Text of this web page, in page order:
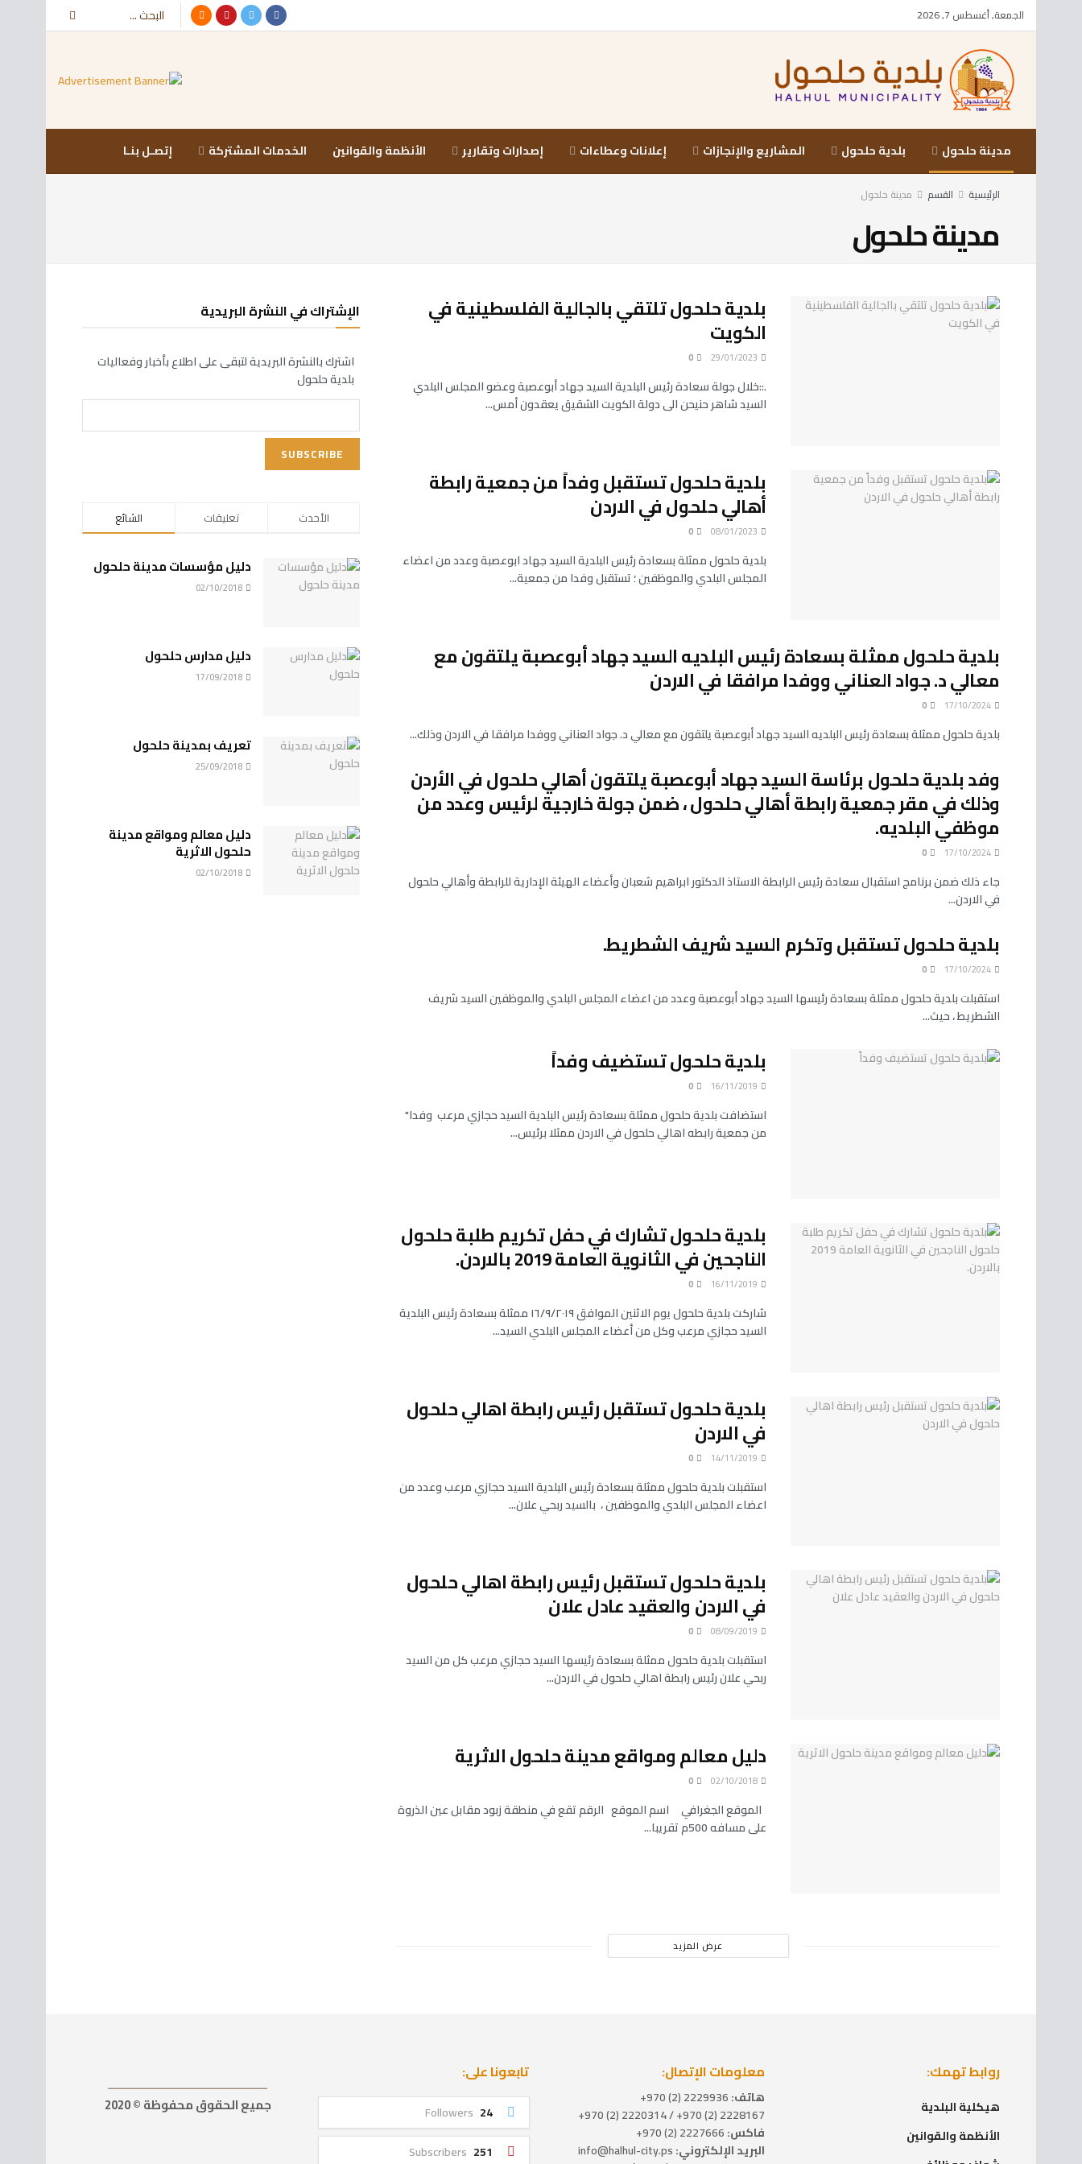
الجمعة, أغسطس 7, 2026
مدينة حلحول بلدية حلحول المشاريع والإنجازات إعلانات وعطاءات إصدارات وتقارير الأنظمة والقوانين الخدمات المشتركة إتصـل بنـا
الرئيسية القسم مدينة حلحول
مدينة حلحول
بلدية حلحول تلتقي بالجالية الفلسطينية في
الكويت
.::خلال جولة سعادة رئيس البلدية السيد جهاد أبوعصبة وعضو المجلس البلدي
السيد شاهر حنيحن الى دولة الكويت الشقيق يعقدون أمس...
بلدية حلحول تستقبل وفداً من جمعية رابطة
أهالي حلحول في الاردن
بلدية حلحول ممثلة بسعادة رئيس البلدية السيد جهاد ابوعصبة وعدد من اعضاء
المجلس البلدي والموظفين ؛ تستقبل وفدا من جمعية...
بلدية حلحول ممثلة بسعادة رئيس البلديه السيد جهاد أبوعصبة يلتقون مع
معالي د. جواد العناني ووفدا مرافقا في الاردن
بلدية حلحول ممثلة بسعادة رئيس البلديه السيد جهاد أبوعصبة يلتقون مع معالي د. جواد العناني ووفدا مرافقا في الاردن وذلك...
وفد بلدية حلحول برئاسة السيد جهاد أبوعصبة يلتقون أهالي حلحول في الأردن
وذلك في مقر جمعية رابطة أهالي حلحول ، ضمن جولة خارجية لرئيس وعدد من
موظفي البلديه.
جاء ذلك ضمن برنامج استقبال سعادة رئيس الرابطة الاستاذ الدكتور ابراهيم شعبان وأعضاء الهيئة الإدارية للرابطة وأهالي حلحول
في الاردن...
بلدية حلحول تستقبل وتكرم السيد شريف الشطريط.
استقبلت بلدية حلحول ممثلة بسعادة رئيسها السيد جهاد أبوعصبة وعدد من اعضاء المجلس البلدي والموظفين السيد شريف
الشطريط ، حيث...
بلدية حلحول تستضيف وفداً
استضافت بلدية حلحول ممثلة بسعادة رئيس البلدية السيد حجازي مرعب وفدا"
من جمعية رابطه اهالي حلحول في الاردن ممثلا برئيس...
بلدية حلحول تشارك في حفل تكريم طلبة حلحول
الناجحين في الثانوية العامة 2019 بالاردن.
شاركت بلدية حلحول يوم الاثنين الموافق ١٦/٩/٢٠١٩ ممثلة بسعادة رئيس البلدية
السيد حجازي مرعب وكل من أعضاء المجلس البلدي السيد...
بلدية حلحول تستقبل رئيس رابطة اهالي حلحول
في الاردن
استقبلت بلدية حلحول ممثلة بسعادة رئيس البلدية السيد حجازي مرعب وعدد من
اعضاء المجلس البلدي والموظفين ، بالسيد ربحي علان...
بلدية حلحول تستقبل رئيس رابطة اهالي حلحول
في الاردن والعقيد عادل علان
استقبلت بلدية حلحول ممثلة بسعادة رئيسها السيد حجازي مرعب كل من السيد
ربحي علان رئيس رابطة اهالي حلحول في الاردن...
دليل معالم ومواقع مدينة حلحول الاثرية
الموقع الجغرافي اسم الموقع الرقم تقع في منطقة زبود مقابل عين الذروة
على مسافه 500م تقريبا...
عرض المزيد
الإشتراك في النشرة البريدية
اشترك بالنشرة البريدية لتبقى على اطلاع بأخبار وفعاليات
بلدية حلحول
الشائع تعليقات الأحدث
دليل مؤسسات مدينة حلحول
دليل مدارس حلحول
تعريف بمدينة حلحول
دليل معالم ومواقع مدينة
حلحول الاثرية
روابط تهمك:
هيكلية البلدية
الأنظمة والقوانين
معلومات الإتصال:
هاتف:
2228167 (2) 970+ / 2220314 (2) 970+
فاكس:
البريد الإلكتروني:
تابعونا على:
24
Followers
251
Subscribers
ــــــــــــــــــــــــــــــــــــــــــــــــــــــــــــــــــ
جميع الحقوق محفوظة © 2020